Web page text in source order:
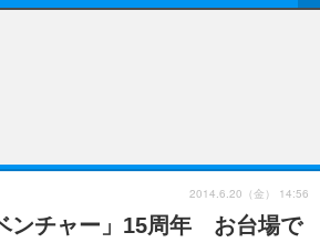
グッズ
ビジネス
アーティスト
実写
ンチャー」15周年 お台場で
2014.6.20（金） 14:56